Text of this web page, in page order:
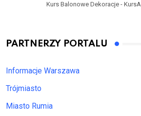
Kurs Balonowe Dekoracje -
PARTNERZY PORTALU
Informacje Warszawa
Trójmiasto
Miasto Rumia